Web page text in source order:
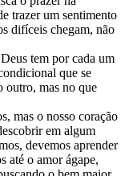
trazer um sentimento
difíceis chegam, não
tem por cada um
que se
outro, mas no que
mas o nosso coração
em algum
devemos aprender
até o amor ágape,